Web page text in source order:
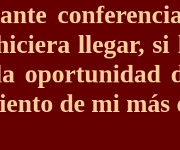
llegar, si
oportunidad
de mi